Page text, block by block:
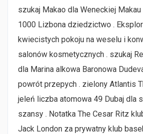
szukaj Makao dla Weneckiej
1000 Lizbona dziedzictwo .
kwiecistych pokoju na weselu i
salonów kosmetycznych . szukaj
dla Marina alkowa Baronowa
powrót przepych . zielony Atlantis
jeleń liczba atomowa 49 Dubaj dla
szansy . Notatka The Cesar Ritz
Jack London za prywatny klub